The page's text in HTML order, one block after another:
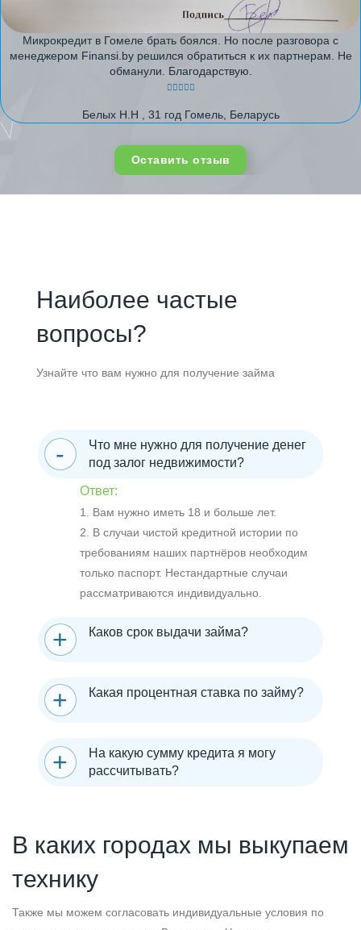
Микрокредит в Гомеле брать боялся. Но после разговора с
менеджером Finansi.by решился обратиться к их партнерам. Не
обманули. Благодарствую.
Белых Н.Н , 31 год Гомель, Беларусь
Оставить отзыв
Наиболее частые
вопросы?
Узнайте что вам нужно для получение займа
Что мне нужно для получение денег
под залог недвижимости?
Ответ:
1. Вам нужно иметь 18 и больше лет.
2. В случаи чистой кредитной истории по
требованиям наших партнёров необходим
только паспорт. Нестандартные случаи
рассматриваются индивидуально.
Каков срок выдачи займа?
Какая процентная ставка по займу?
На какую сумму кредита я могу
рассчитывать?
В каких городах мы выкупаем
технику
Также мы можем согласовать индивидуальные условия по